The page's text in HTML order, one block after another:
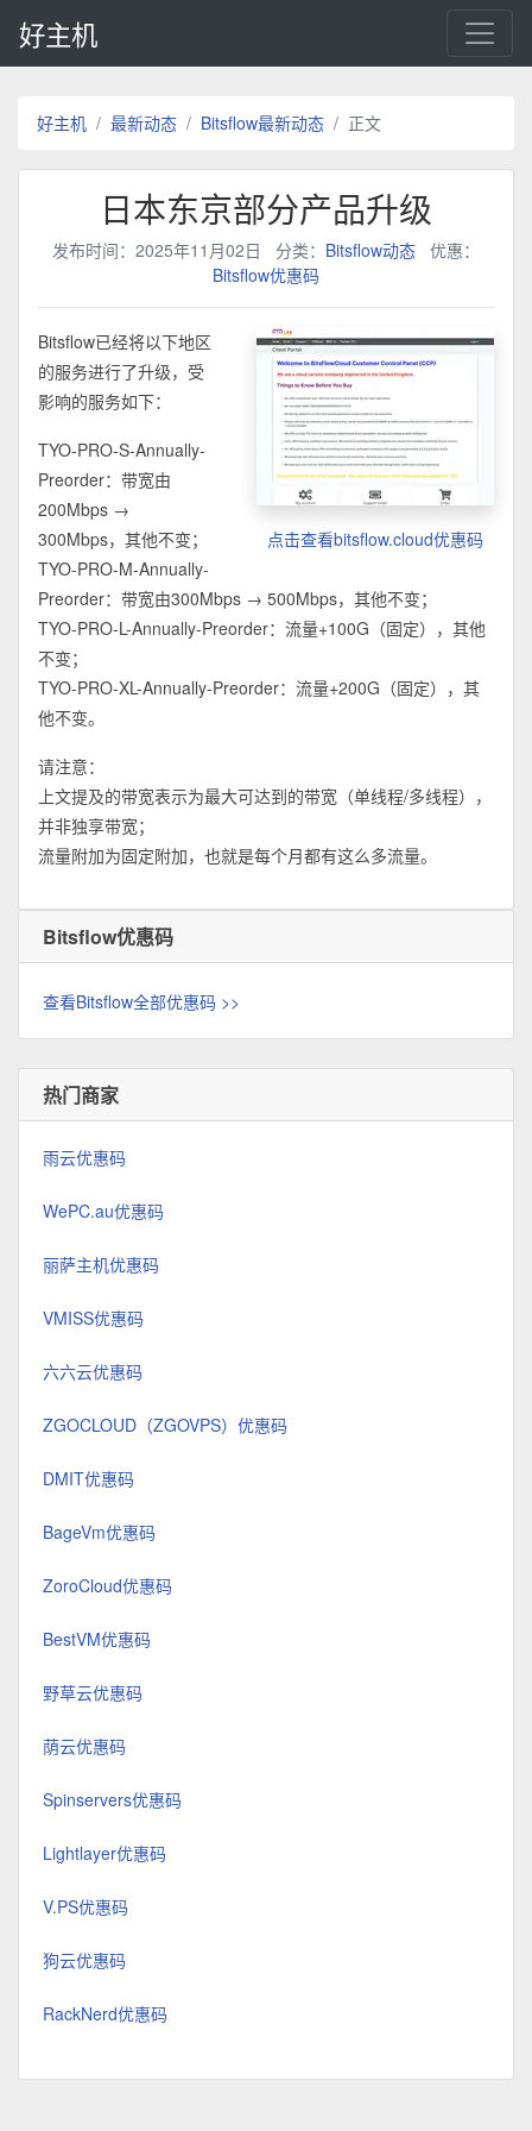
好主机
好主机 最新动态 Bitsflow最新动态 正文
日本东京部分产品升级
发布时间：2025年11月02日 分类： Bitsflow动态 优惠：
Bitsflow优惠码
点击查看bitsflow.cloud优惠码
Bitsflow已经将以下地区
的服务进行了升级，受
影响的服务如下：
TYO-PRO-S-Annually-
Preorder：带宽由
200Mbps →
300Mbps，其他不变；
TYO-PRO-M-Annually-
Preorder：带宽由300Mbps → 500Mbps，其他不变；
TYO-PRO-L-Annually-Preorder：流量+100G（固定），其他
不变；
TYO-PRO-XL-Annually-Preorder：流量+200G（固定），其
他不变。
请注意：
上文提及的带宽表示为最大可达到的带宽（单线程/多线程），
并非独享带宽；
流量附加为固定附加，也就是每个月都有这么多流量。
Bitsflow优惠码
查看Bitsflow全部优惠码 >>
热门商家
雨云优惠码
WePC.au优惠码
丽萨主机优惠码
VMISS优惠码
六六云优惠码
ZGOCLOUD（ZGOVPS）优惠码
DMIT优惠码
BageVm优惠码
ZoroCloud优惠码
BestVM优惠码
野草云优惠码
荫云优惠码
Spinservers优惠码
Lightlayer优惠码
V.PS优惠码
狗云优惠码
RackNerd优惠码